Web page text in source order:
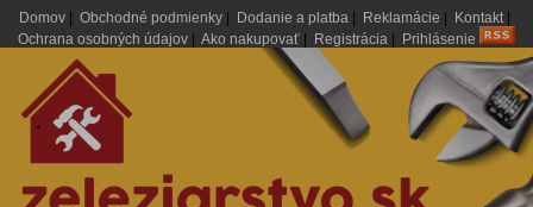
Domov Obchodné podmienky Dodanie a platba Reklamácie Kontakt|
Ochrana osobných údajov
Ako nakupovať Registrácia Prihlásenie
.